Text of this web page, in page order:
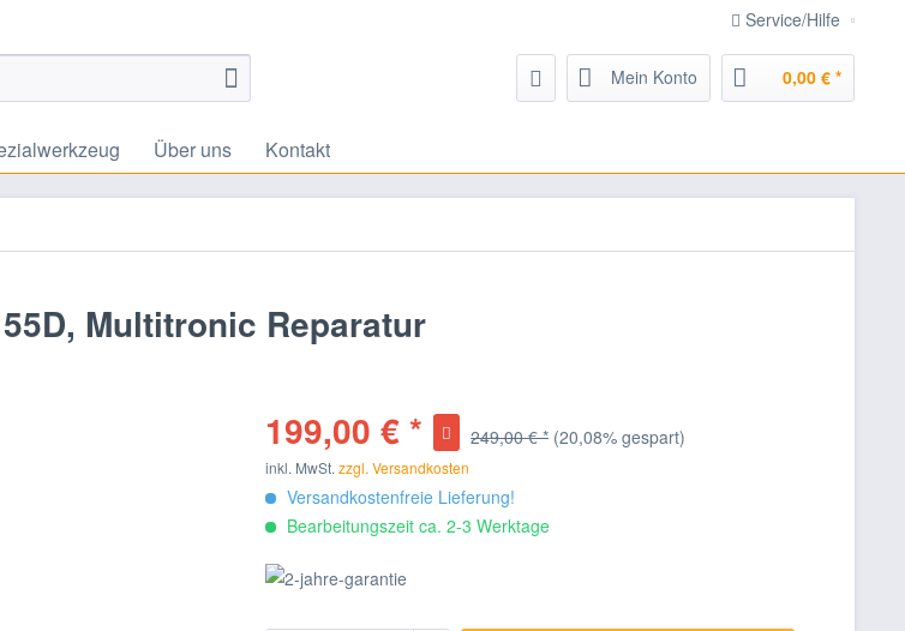
Service/Hilfe
Mein Konto 0,00 € *
Über uns Kontakt
Multitronic Reparatur
199,00 € * 249,00 € * (20,08% gespart)
inkl. MwSt.zzgl. Versandkosten
Versandkostenfreie Lieferung!
Bearbeitungszeit ca. 2-3 Werktage